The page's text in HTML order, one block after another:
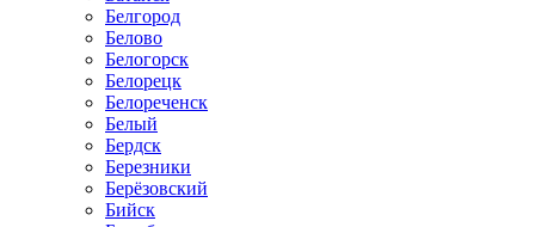
Белгород
Белово
Белогорск
Белорецк
Белореченск
Белый
Бердск
Березники
Берёзовский
Бийск